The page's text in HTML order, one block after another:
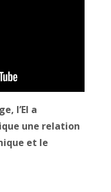
l’EI a
une relation
et le